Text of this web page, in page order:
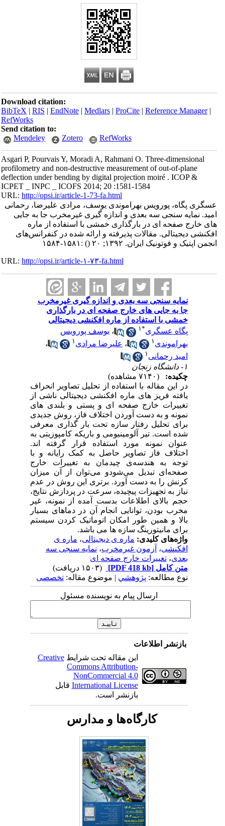
Download citation:
BibTeX|RIS|EndNote|Medlars|ProCite|Reference Manager
RefWorks
Send citation to:
Mendeley
Zotero RefWorks
Asgari P, Pourvais Y, Moradi A, Rahmani O. Three-dimensional
profilometry and non-destructive measurement of out-of-plane
deflection under bending by digital projection moiré . ICOP &
ICPET _ INPC _ ICOFS 2014; 20 :1581-1584
URL:http://opsi.ir/article-1-73-fa.html
عسگری پگاه، پورویس بهراموندی یوسف، مرادی علیرضا، رحمانی
امید. نمایه سنجی سه بعدی و اندازه گیری غیرمخرب جا به جایی
های خارج صفحه ای در بارگذاری خمشی با استفاده از ماره
افکنشی دیجیتالی. مقالات پذیرفته و ارائه شده در کنفرانس‌های
انجمن اپتیک و فوتونیک ایران. ۱۳۹۲; ۲۰
() :۱۵۸۱-۱۵۸۴
URL:http://opsi.ir/article-۱-۷۳-fa.html
نمایه سنجی سه بعدی و اندازه گیری غیرمخرب
جا به جایی های خارج صفحه ای در بارگذاری
خمشی با استفاده از ماره افکنشی دیجیتالی
پگاه عسگری* ۱ ،یوسف پورویس
بهراموندی
،علیرضا مرادی
،
امید رحمانی
چکیده:
در این مقاله با استفاده از تحلیل تصاویر انحراف
یافته فریز های ماره افکنشی دیجیتالی ناشی از
تغییرات خارج صفحه ای و پستی و بلندی های
نمونه و به دست آوردن اختلاف فاز، روش جدیدی
برای تحلیل رفتار سازه تحت بار گذاری معرفی
شده است. تیر آلومینیومی و باریکه کامپوزیتی به
عنوان نمونه مورد استفاده قرار گرفته اند.
اختلاف فاز تصاویر حاصل به کمک رایانه و با
توجه به هندسه‌ی چیدمان به تغییرات خارج
صفحه‌ای تبدیل می‌شودو می‌توان از آن میزان
کرنش را به دست آورد. برتری این روش در عدم
نیاز به تجهیزات پیچیده، سرعت در پردازش نتایج،
حجم بالای اطلاعات بدست آمده از نمونه، غیر
مخرب بودن، توانایی انجام آن در دماهای بسیار
بالا و همین طور امکان اتوماتیک کردن سیستم
برای مانیتورینگ سازه ها می باشد.
واژه‌های کلیدی:ماره ی دیجیتالی،ماره ی
افکنشی،آزمون غیرمخرب،نمایه سنجی سه
بعدی،تغییرات خارج صفحه ای
متن کامل[PDF 418 kb]
نوع مطالعه:پژوهشي| موضوع مقاله:تخصصی
ارسال پیام به نویسنده مسئول
بازنشر اطلاعات
این مقاله تحت شرایطCreative
Commons Attribution-
NonCommercial 4.0
International Licenseقابل
بازنشر است.
کارگاه‌ها و مدارس